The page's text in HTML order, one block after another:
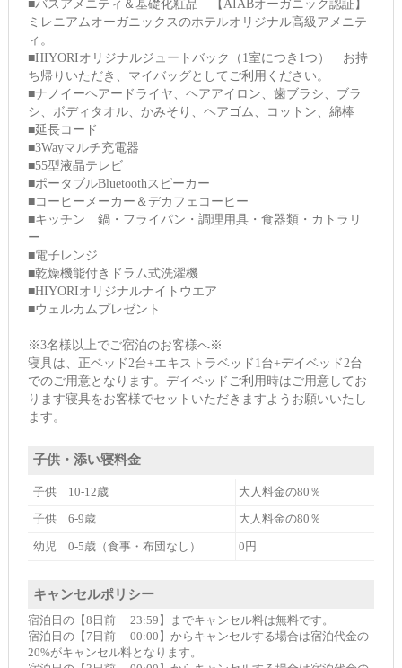
■バスアメニティ＆基礎化粧品 【AIABオーガニック認証】
ミレニアムオーガニックスのホテルオリジナル高級アメニテ
ィ。
■HIYORIオリジナルジュートバック（1室につき1つ） お持
ち帰りいただき、マイバッグとしてご利用ください。
■ナノイーヘアードライヤ、ヘアアイロン、歯ブラシ、ブラ
シ、ボディタオル、かみそり、ヘアゴム、コットン、綿棒
■延長コード
■3Wayマルチ充電器
■55型液晶テレビ
■ポータブルBluetoothスピーカー
■コーヒーメーカー＆デカフェコーヒー
■キッチン 鍋・フライパン・調理用具・食器類・カトラリ
ー
■電子レンジ
■乾燥機能付きドラム式洗濯機
■HIYORIオリジナルナイトウエア
■ウェルカムプレゼント
※3名様以上でご宿泊のお客様へ※
寝具は、正ベッド2台+エキストラベッド1台+デイベッド2台
でのご用意となります。デイベッドご利用時はご用意してお
ります寝具をお客様でセットいただきますようお願いいたし
ます。
子供・添い寝料金
子供 10-12歳 大人料金の80％
子供 6-9歳 大人料金の80％
幼児 0-5歳（食事・布団なし） 0円
キャンセルポリシー
宿泊日の【8日前 23:59】までキャンセル料は無料です。
宿泊日の【7日前 00:00】からキャンセルする場合は宿泊代金の
20%がキャンセル料となります。